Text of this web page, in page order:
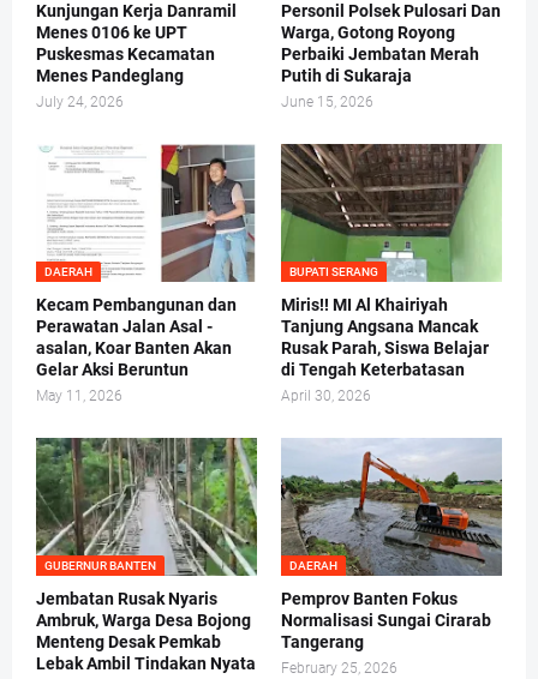
Kunjungan Kerja Danramil
Menes 0106 ke UPT
Puskesmas Kecamatan
Menes Pandeglang
July 24, 2026
Personil Polsek Pulosari Dan
Warga, Gotong Royong
Perbaiki Jembatan Merah
Putih di Sukaraja
June 15, 2026
DAERAH
Kecam Pembangunan dan
Perawatan Jalan Asal -
asalan, Koar Banten Akan
Gelar Aksi Beruntun
May 11, 2026
BUPATI SERANG
Miris!! MI Al Khairiyah
Tanjung Angsana Mancak
Rusak Parah, Siswa Belajar
di Tengah Keterbatasan
April 30, 2026
GUBERNUR BANTEN
Jembatan Rusak Nyaris
Ambruk, Warga Desa Bojong
Menteng Desak Pemkab
Lebak Ambil Tindakan Nyata
DAERAH
Pemprov Banten Fokus
Normalisasi Sungai Cirarab
Tangerang
February 25, 2026